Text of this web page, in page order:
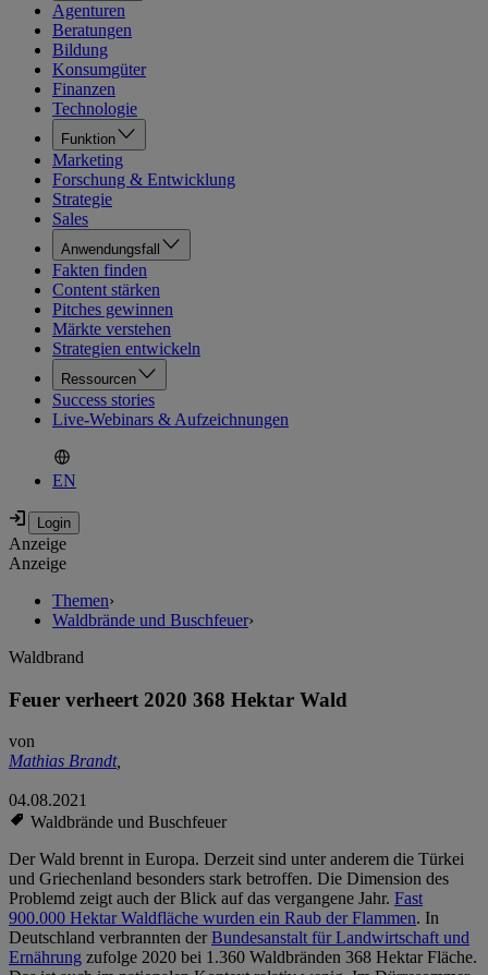
Agenturen
Beratungen
Bildung
Konsumgüter
Finanzen
Technologie
Funktion
Marketing
Forschung & Entwicklung
Strategie
Sales
Anwendungsfall
Fakten finden
Content stärken
Pitches gewinnen
Märkte verstehen
Strategien entwickeln
Ressourcen
Success stories
Live-Webinars & Aufzeichnungen
EN
Anzeige
Anzeige
Themen›
Waldbrände und Buschfeuer›
Waldbrand
Feuer verheert 2020 368 Hektar Wald
von
Mathias Brandt,
04.08.2021
Waldbrände und Buschfeuer
Der Wald brennt in Europa. Derzeit sind unter anderem die Türkei
und Griechenland besonders stark betroffen. Die Dimension des
Problemd zeigt auch der Blick auf das vergangene Jahr. Fast
900.000 Hektar Waldfläche wurden ein Raub der Flammen. In
Deutschland verbrannten derBundesanstalt für Landwirtschaft und
Ernährung zufolge 2020 bei 1.360 Waldbränden 368 Hektar Fläche.